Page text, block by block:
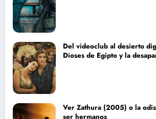
Del videoclub al desierto
Dioses de Egipto y la
Ver Zathura (2005) o la
ser hermanos